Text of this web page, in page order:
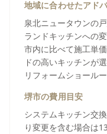
地域に合わせたアド
泉北ニュータウンの
ランドキッチンへの
市内に比べて施工単
ドの高いキッチンが
リフォームショール
堺市の費用目安
システムキッチン交
り変更を含む場合は